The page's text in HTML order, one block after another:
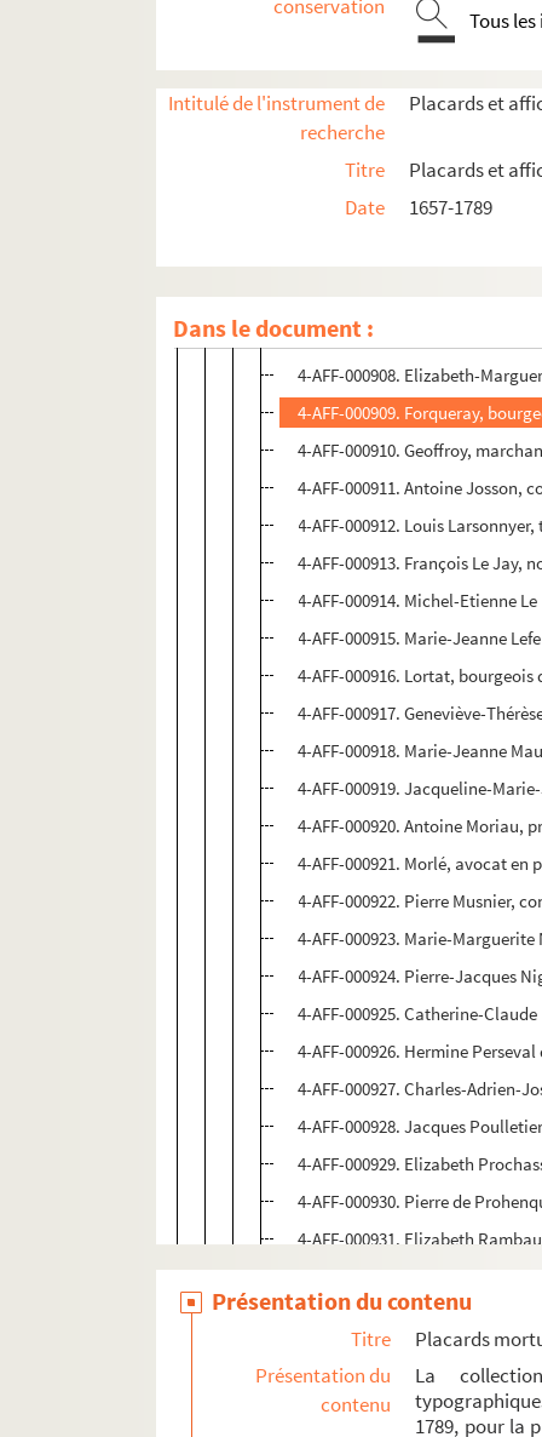
conservation
Tous
Intitulé de l'instrument de
recherche
Placards et
Titre
Placards et
Date
1657-1789
Dans le document :
4-AFF-000899. Gilbert
4-AFF-000901. Marie-
4-AFF-000907. Foreau, maître
4-AFF-000908. Elizabeth-
4-AFF-000909. Forqueray,
4-AFF-000910. Geoffroy,
4-AFF-000911. Antoine Josson,
4-AFF-000912. Louis
4-AFF-000913. François Le Jay,
4-AFF-000914. Michel-Etienne
4-AFF-000915. Marie-Jeanne
4-AFF-000916. Lortat, bourgeois
4-AFF-000917. Geneviève-
4-AFF-000918. Marie-Jeanne
4-AFF-000919. Jacqueline-
4-AFF-000920. Antoine Moriau,
4-AFF-000921. Morlé, avocat en
4-AFF-000922. Pierre Musnier,
4-AFF-000923. Marie-
4-AFF-000924. Pierre-Jacques
4-AFF-000925. Catherine-
4-AFF-000926. Hermine
4-AFF-000927. Charles-Adrien-
4-AFF-000928. Jacques
4-AFF-000929. Elizabeth
4-AFF-000930. Pierre de
4-AFF-000931. Elizabeth
4-AFF-000933. Claude Revol,
4-AFF-000934. Charles-Didier
4-AFF-000935. Pierre-Eustache
4-AFF-000936. Marie Rigoullet,
Présentation du contenu
Titre
Placards
Présentation du
contenu
La
1789, pour la